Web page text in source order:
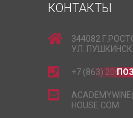
КОНТАКТЫ
344082
УЛ.
+7 (863) 206-
HOUSE.COM